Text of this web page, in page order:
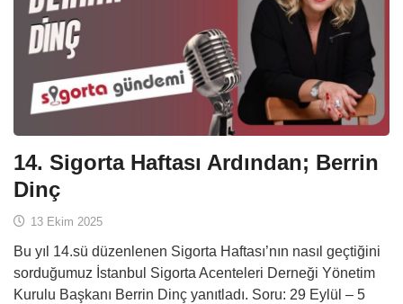
14. Sigorta Haftası Ardından; Berrin
Dinç
13 Ekim 2025
Bu yıl 14.sü düzenlenen Sigorta Haftası’nın nasıl geçtiğini
sorduğumuz İstanbul Sigorta Acenteleri Derneği Yönetim
Kurulu Başkanı Berrin Dinç yanıtladı. Soru: 29 Eylül – 5